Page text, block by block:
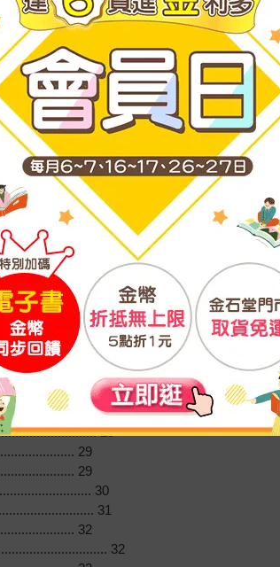
12
13
13
13
14
15
15
17
17
17
21
22
23
24
25
26
27
28
28
29
29
29
29
30
31
32
32